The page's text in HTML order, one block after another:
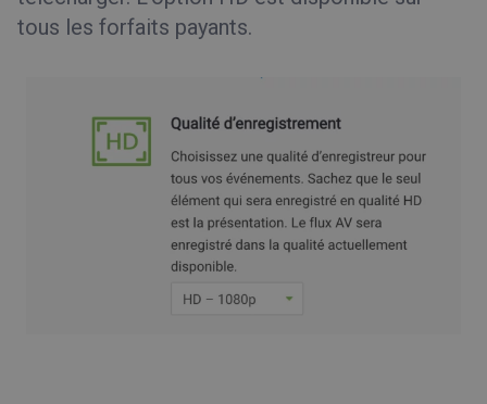
tous les forfaits payants.